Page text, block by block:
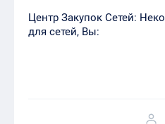
Центр Закупок Сетей:
для сетей, Вы: